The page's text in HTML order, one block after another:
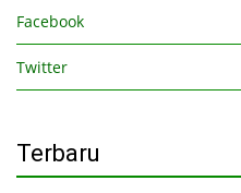
Facebook
Twitter
Terbaru